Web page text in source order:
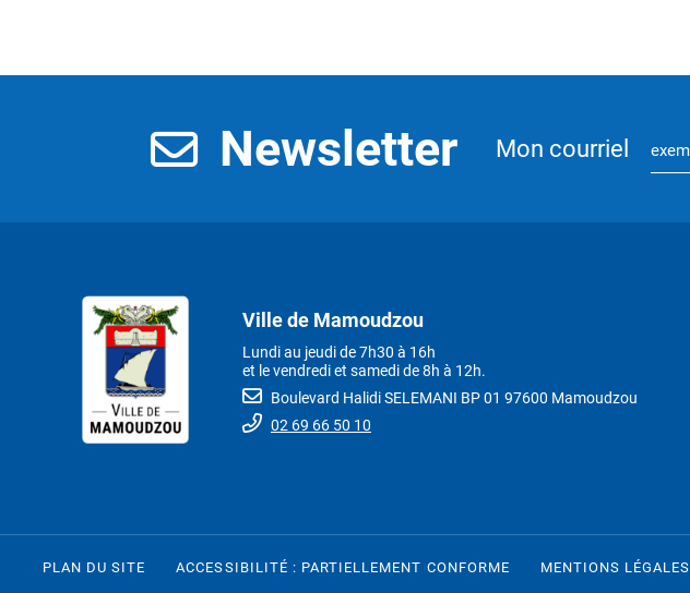
Newsletter Mon courriel
Ville de Mamoudzou
Lundi au jeudi de 7h30 à 16h
et le vendredi et samedi de 8h à 12h.
Boulevard Halidi SELEMANI BP 01 97600 Mamoudzou
02 69 66 50 10
PLAN DU SITE ACCESSIBILITÉ : PARTIELLEMENT CONFORME MENTIONS LÉGALES